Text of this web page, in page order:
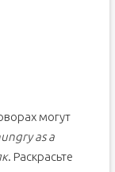
могут
as a
. Раскрасьте